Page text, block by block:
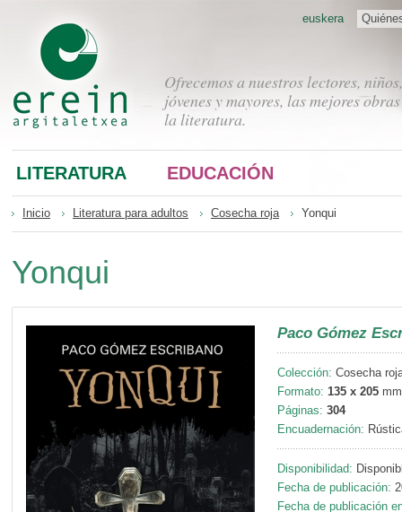
Ofrecemos a nuestros lectores, niños,
jóvenes y mayores, las mejores
la literatura.
euskera
LITERATURA EDUCACIÓN
Inicio Literatura para adultos Cosecha roja Yonqui
Yonqui
Paco Gómez
Colección: Cosecha
Formato: 135 x 205 mm
Páginas: 304
Encuadernación:
Disponibilidad:
Fecha de publicación:
Fecha de publicación